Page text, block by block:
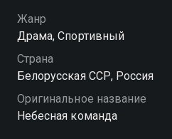
Жанр
Драма, Спортивный
Страна
Белорусская ССР, Россия
Оригинальное название
Небесная команда